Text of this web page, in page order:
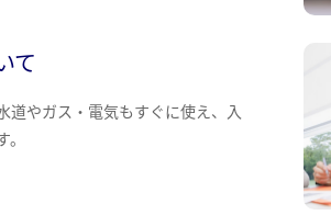
て
道やガス・電気もすぐに使え、入